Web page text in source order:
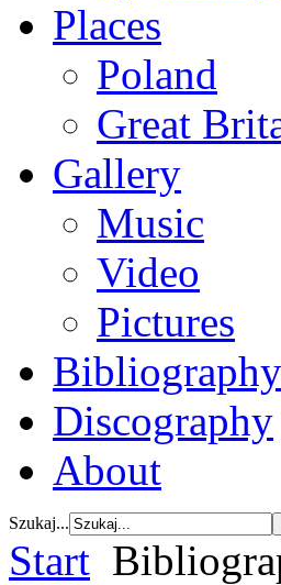
Places
Poland
Great
Gallery
Music
Video
Pictures
Bibliography
Discography
About
Szukaj...
Start